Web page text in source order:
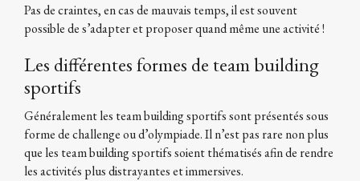
Pas de craintes, en cas de mauvais temps, il est souvent
possible de s’adapter et proposer quand même une activité !
Les différentes formes de team building
sportifs
Généralement les team building sportifs sont présentés sous
forme de challenge ou d’olympiade. Il n’est pas rare non plus
que les team building sportifs soient thématisés afin de rendre
les activités plus distrayantes et immersives.